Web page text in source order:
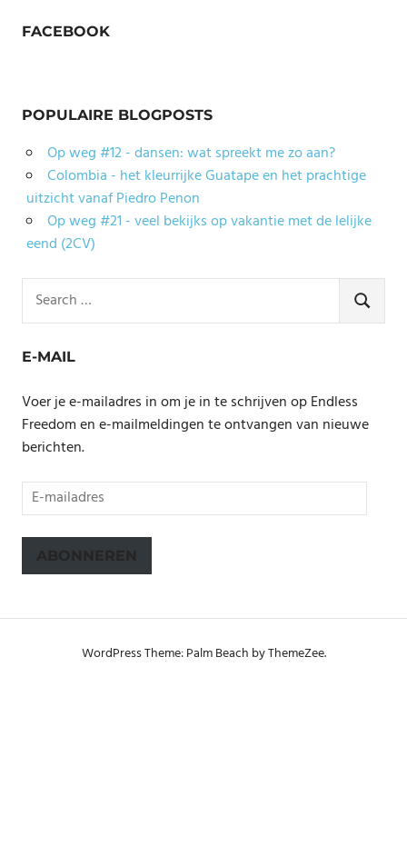
FACEBOOK
POPULAIRE BLOGPOSTS
Op weg #12 - dansen: wat spreekt me zo aan?
Colombia - het kleurrijke Guatape en het prachtige
uitzicht vanaf Piedro Penon
Op weg #21 - veel bekijks op vakantie met de lelijke
eend (2CV)
for:
SEARCH
E-MAIL
Voer je e-mailadres in om je in te schrijven op Endless
Freedom en e-mailmeldingen te ontvangen van nieuwe
berichten.
E-
mailadres
ABONNEREN
WordPress Theme: Palm Beach by ThemeZee.